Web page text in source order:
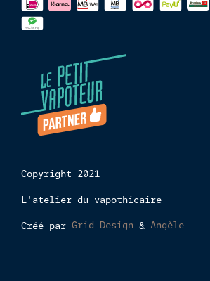
paiements
Copyright 2021
L'atelier du vapothicaire
Créé par Grid Design & Angèle